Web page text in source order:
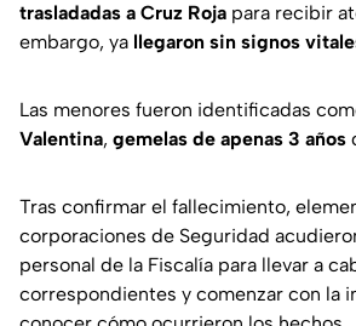
trasladadas a Cruz Roja para recibir
embargo, ya llegaron sin signos
Las menores fueron identificadas
Valentina, gemelas de apenas 3 años
Tras confirmar el fallecimiento,
corporaciones de Seguridad
personal de la Fiscalía para llevar a
correspondientes y comenzar con la